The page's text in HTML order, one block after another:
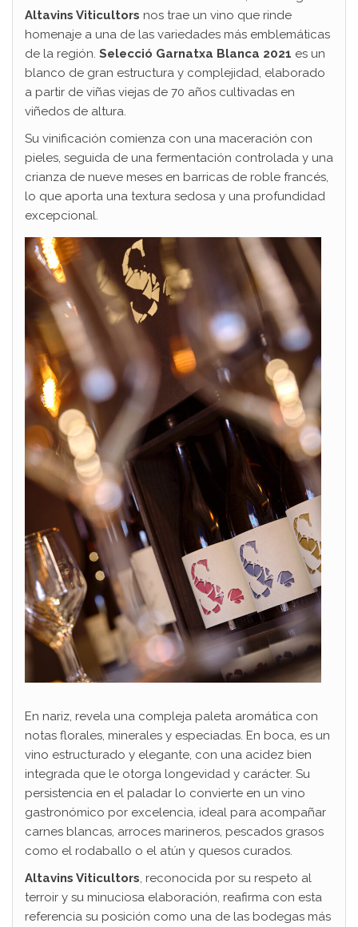
Altavins Viticultors nos trae un vino que rinde
homenaje a una de las variedades más emblemáticas
de la región. Selecció Garnatxa Blanca 2021 es un
blanco de gran estructura y complejidad, elaborado
a partir de viñas viejas de 70 años cultivadas en
viñedos de altura.
Su vinificación comienza con una maceración con
pieles, seguida de una fermentación controlada y una
crianza de nueve meses en barricas de roble francés,
lo que aporta una textura sedosa y una profundidad
excepcional.
En nariz, revela una compleja paleta aromática con
notas florales, minerales y especiadas. En boca, es un
vino estructurado y elegante, con una acidez bien
integrada que le otorga longevidad y carácter. Su
persistencia en el paladar lo convierte en un vino
gastronómico por excelencia, ideal para acompañar
carnes blancas, arroces marineros, pescados grasos
como el rodaballo o el atún y quesos curados.
Altavins Viticultors, reconocida por su respeto al
terroir y su minuciosa elaboración, reafirma con esta
referencia su posición como una de las bodegas más